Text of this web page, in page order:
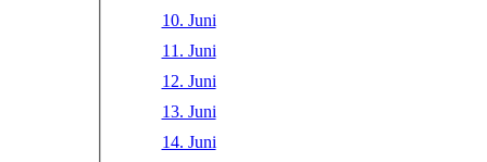
10. Juni
11. Juni
12. Juni
13. Juni
14. Juni